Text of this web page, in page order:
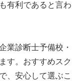
有利であると言わ
業診断士予備校・
す。おすすめスク
、安心して選ぶこ